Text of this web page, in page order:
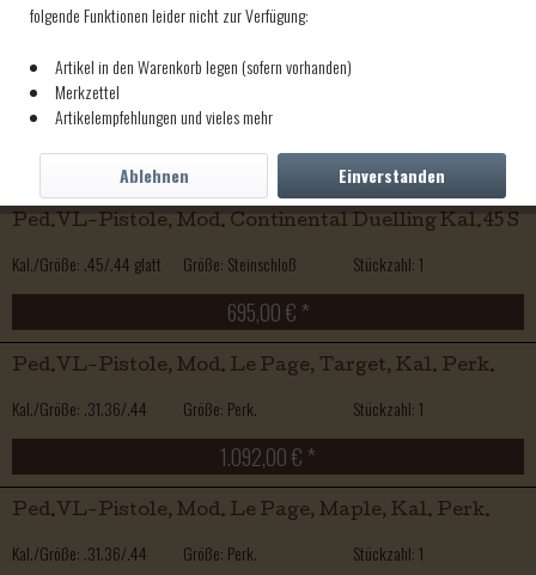
945,00 € *
Ped.VL-Pistole, Mod. Continental Duelling Kal.45 P
Kal./Größe: .45 Größe: Perk
Ped.VL-Pistole, Mod. Continental Duelling Kal.45 S
Kal./Größe: .45/.44 glatt Größe: Steinschloß Stückzahl: 1
695,00 € *
Ped.VL-Pistole, Mod. Le Page, Target, Kal. Perk.
Kal./Größe: .31.36/.44 Größe: Perk. Stückzahl: 1
1.092,00 € *
Ped.VL-Pistole, Mod. Le Page, Maple, Kal. Perk.
Kal./Größe: .31.36/.44 Größe: Perk. Stückzahl: 1
folgende Funktionen leider nicht zur Verfügung:
Artikel in den Warenkorb legen (sofern vorhanden)
Merkzettel
Artikelempfehlungen und vieles mehr
Einverstanden
Ablehnen